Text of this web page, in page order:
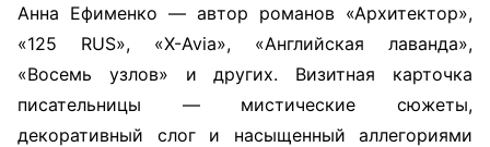
Анна Ефименко — автор романов «Архитектор»,
«125 RUS», «X-Avia», «Английская лаванда»,
«Восемь узлов» и других. Визитная карточка
писательницы — мистические сюжеты,
декоративный слог и насыщенный аллегориями